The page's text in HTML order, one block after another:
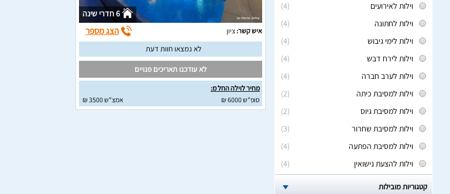
(4)
וילות לאירועים
(4)
וילות לחתונה
(4)
וילות לימי גיבוש
(4)
וילות לירח דבש
(4)
וילות לערב חברה
(2)
וילות למסיבת כיתה
(2)
וילות למסיבת גיוס
(3)
וילות למסיבת שחרור
(4)
וילות למסיבת הפתעה
(4)
וילות להצעת נישואין
קטגוריות מובילות
6 חדרי שינה
איש קשר:ציון הצג מספר
לא נמצאו חוות דעת
לא עודכנו תאריכים פנויים
מחיר לוילה החל מ:
סופ"ש 6000 ₪
אמצ"ש 3500 ₪